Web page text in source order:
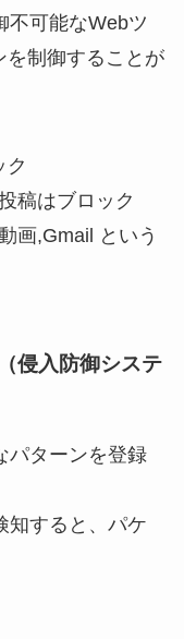
不可能なWebツ
を制御することが
ク
稿はブロック
画,Gmail という
（侵入防御システ
パターンを登録
知すると、パケ